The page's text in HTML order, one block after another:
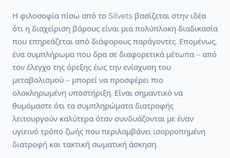
Η φιλοσοφία πίσω από το Silvets βασίζεται στην ιδέα
ότι η διαχείριση βάρους είναι μια πολύπλοκη διαδικασία
που επηρεάζεται από διάφορους παράγοντες. Επομένως,
ένα συμπλήρωμα που δρα σε διαφορετικά μέτωπα – από
τον έλεγχο της όρεξης έως την ενίσχυση του
μεταβολισμού – μπορεί να προσφέρει πιο
ολοκληρωμένη υποστήριξη. Είναι σημαντικό να
θυμόμαστε ότι τα συμπληρώματα διατροφής
λειτουργούν καλύτερα όταν συνδυάζονται με έναν
υγιεινό τρόπο ζωής που περιλαμβάνει ισορροπημένη
διατροφή και τακτική σωματική άσκηση.